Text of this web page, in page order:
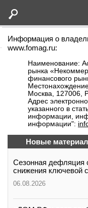
Статьи
Дайджесты
Lifestyle
Новости
Интервью
Информация о
www.fomag.ru:
Наименование:
рынка
финансового
Москва, 127006,
Адрес
указанного в
информации,
информации":
Новые
Сезонная дефляция
снижения ключевой
06.08.2026